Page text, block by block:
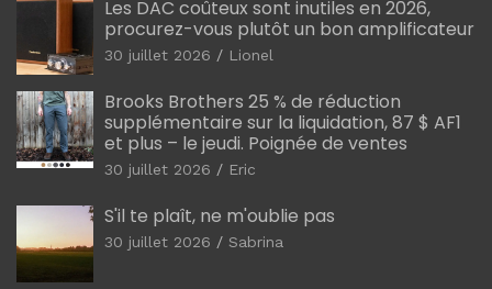
Les DAC coûteux sont inutiles en 2026,
procurez-vous plutôt un bon amplificateur
30 juillet 2026 Lionel
Brooks Brothers 25 % de réduction
supplémentaire sur la liquidation, 87 $ AF1
et plus – le jeudi. Poignée de ventes
30 juillet 2026 Eric
S'il te plaît, ne m'oublie pas
30 juillet 2026 Sabrina